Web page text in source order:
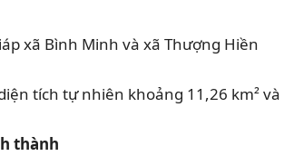
xã Bình Minh và xã Thượng Hiền
tích tự nhiên khoảng 11,26 km²
thành